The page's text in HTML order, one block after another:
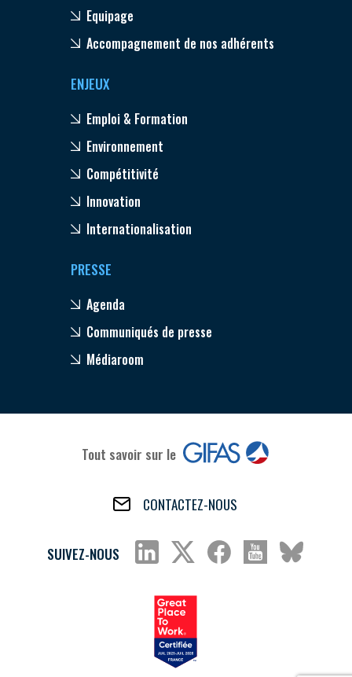
Equipage
Accompagnement de nos adhérents
ENJEUX
Emploi & Formation
Environnement
Compétitivité
Innovation
Internationalisation
PRESSE
Agenda
Communiqués de presse
Médiaroom
Tout savoir sur le
CONTACTEZ-NOUS
SUIVEZ-NOUS